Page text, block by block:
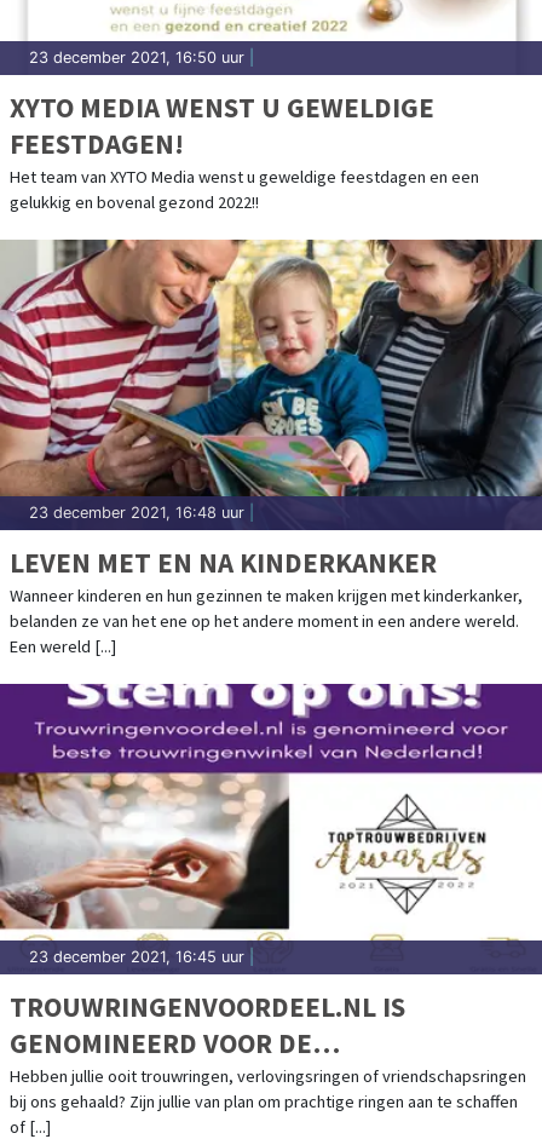
23 december 2021, 16:50 uur
XYTO MEDIA WENST U GEWELDIGE
FEESTDAGEN!
Het team van XYTO Media wenst u geweldige feestdagen en een
gelukkig en bovenal gezond 2022!!
23 december 2021, 16:48 uur
LEVEN MET EN NA KINDERKANKER
Wanneer kinderen en hun gezinnen te maken krijgen met kinderkanker,
belanden ze van het ene op het andere moment in een andere wereld.
Een wereld [...]
23 december 2021, 16:45 uur
TROUWRINGENVOORDEEL.NL IS
GENOMINEERD VOOR DE
TOPTROUWBEDRIJVEN AWARDS
2021/2022 IN DE CATEGORIE
Hebben jullie ooit trouwringen, verlovingsringen of vriendschapsringen
bij ons gehaald? Zijn jullie van plan om prachtige ringen aan te schaffen
of [...]